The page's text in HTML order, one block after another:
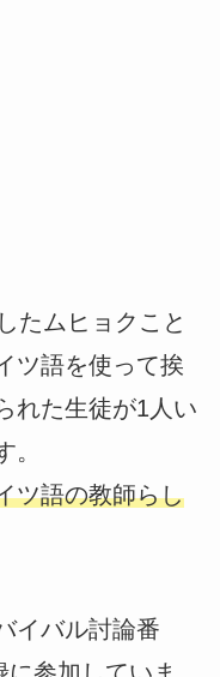
たムヒョクこと
ツ語を使って挨
れた生徒が1人い
。
ツ語の教師らし
イバル討論番